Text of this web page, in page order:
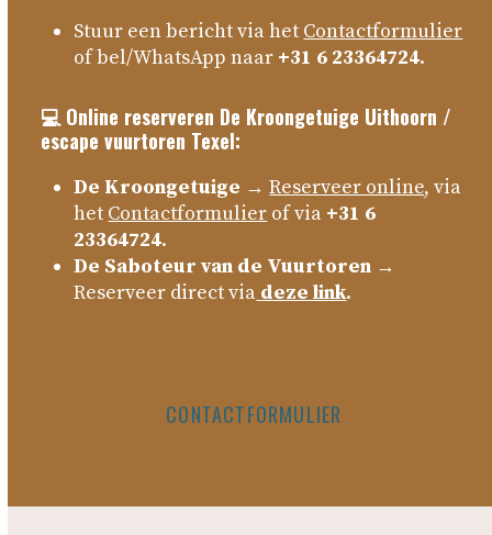
Stuur een bericht via het Contactformulier
of bel/WhatsApp naar +31 6 23364724.
💻 Online reserveren De Kroongetuige Uithoorn /
escape vuurtoren Texel:
De Kroongetuige →Reserveer online, via
het Contactformulier of via +31 6
23364724.
De Saboteur van de Vuurtoren →
Reserveer direct via deze link.
CONTACTFORMULIER